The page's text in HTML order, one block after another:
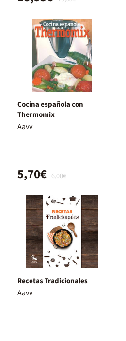
Cocina española con
Thermomix
Aavv
6,00€
5,70€
Recetas Tradicionales
Aavv